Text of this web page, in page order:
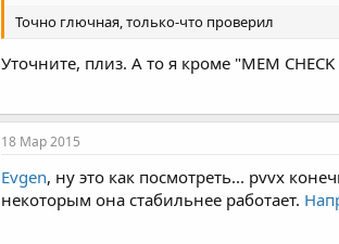
Точно глючная, только-что проверил
Уточните, плиз. А то я кроме "MEM
18 Мар 2015
Evgen, ну это как посмотреть... pvvx
некоторым она стабильнее работает.